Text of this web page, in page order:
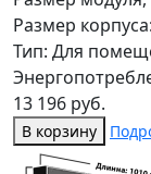
Размер
Тип: Для
13 196 руб.
В корзину